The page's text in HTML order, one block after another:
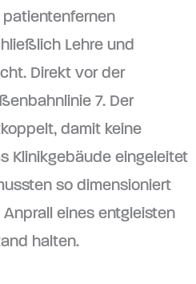
Lehre und
Direkt vor der
7. Der
damit keine
Klinikgebäude eingeleitet
so dimensioniert
eines entgleisten
halten.